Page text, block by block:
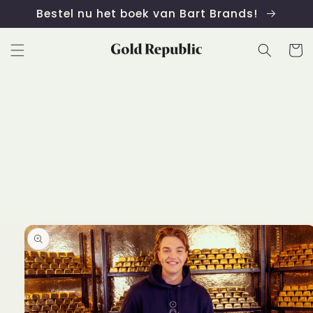
naar de
content
Bestel nu het boek van Bart Brands!